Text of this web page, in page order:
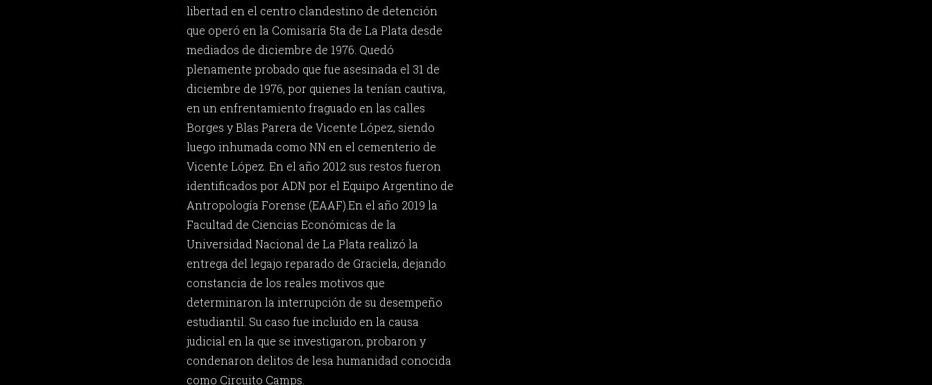
libertad en el centro clandestino de detención
que operó en la Comisaría 5ta de La Plata desde
mediados de diciembre de 1976. Quedó
plenamente probado que fue asesinada el 31 de
diciembre de 1976, por quienes la tenían cautiva,
en un enfrentamiento fraguado en las calles
Borges y Blas Parera de Vicente López, siendo
luego inhumada como NN en el cementerio de
Vicente López. En el año 2012 sus restos fueron
identificados por ADN por el Equipo Argentino de
Antropología Forense (EAAF).En el año 2019 la
Facultad de Ciencias Económicas de la
Universidad Nacional de La Plata realizó la
entrega del legajo reparado de Graciela, dejando
constancia de los reales motivos que
determinaron la interrupción de su desempeño
estudiantil. Su caso fue incluido en la causa
judicial en la que se investigaron, probaron y
condenaron delitos de lesa humanidad conocida
como Circuito Camps.